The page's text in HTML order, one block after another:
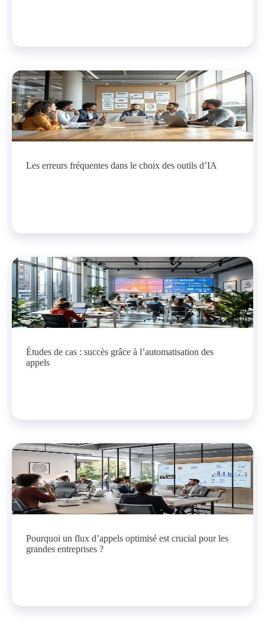
Les erreurs fréquentes dans le choix des outils d’IA
Études de cas : succès grâce à l’automatisation des
appels
Pourquoi un flux d’appels optimisé est crucial pour les
grandes entreprises ?